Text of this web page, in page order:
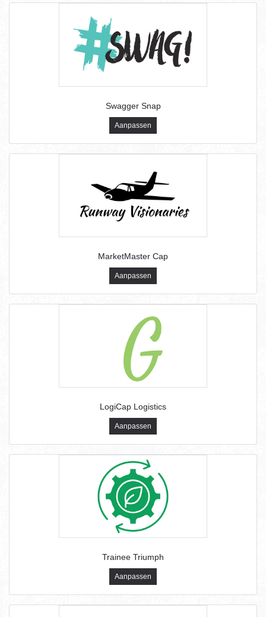
Swagger Snap
Aanpassen
MarketMaster Cap
Aanpassen
LogiCap Logistics
Aanpassen
Trainee Triumph
Aanpassen